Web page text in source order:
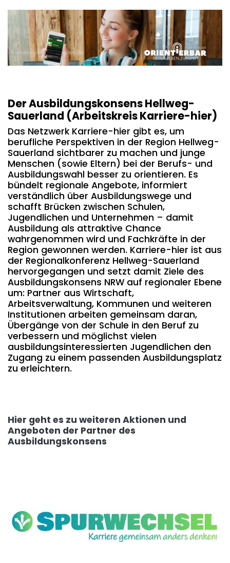
Der Ausbildungskonsens Hellweg-
Sauerland (Arbeitskreis Karriere-hier)
Das Netzwerk Karriere-hier gibt es, um
berufliche Perspektiven in der Region Hellweg-
Sauerland sichtbarer zu machen und junge
Menschen (sowie Eltern) bei der Berufs- und
Ausbildungswahl besser zu orientieren. Es
bündelt regionale Angebote, informiert
verständlich über Ausbildungswege und
schafft Brücken zwischen Schulen,
Jugendlichen und Unternehmen – damit
Ausbildung als attraktive Chance
wahrgenommen wird und Fachkräfte in der
Region gewonnen werden. Karriere-hier ist aus
der Regionalkonferenz Hellweg-Sauerland
hervorgegangen und setzt damit Ziele des
Ausbildungskonsens NRW auf regionaler Ebene
um: Partner aus Wirtschaft,
Arbeitsverwaltung, Kommunen und weiteren
Institutionen arbeiten gemeinsam daran,
Übergänge von der Schule in den Beruf zu
verbessern und möglichst vielen
ausbildungsinteressierten Jugendlichen den
Zugang zu einem passenden Ausbildungsplatz
zu erleichtern.
Hier geht es zu weiteren Aktionen und
Angeboten der Partner des
Ausbildungskonsens